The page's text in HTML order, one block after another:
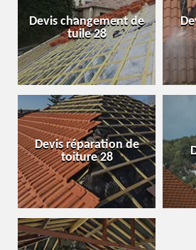
Devis changement de
tuile 28
Devis réparation de
toiture 28